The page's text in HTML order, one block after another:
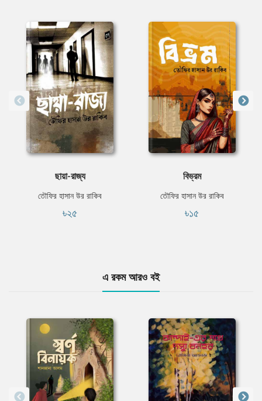
ছায়া-রাজ্য
তৌফির হাসান উর রাকিব
৳২৫
বিভ্রম
তৌফির হাসান উর রাকিব
৳১৫
এ রকম আরও বই